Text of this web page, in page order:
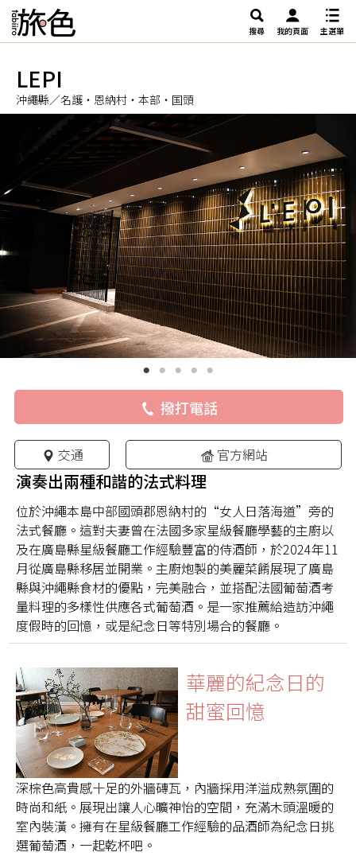
搜尋 我的頁面 主選單
LEPI
沖繩縣／名護・恩納村・本部・国頭
撥打電話
交通 官方網站
演奏出兩種和諧的法式料理
位於沖繩本島中部國頭郡恩納村的“女人日落海道”旁的
法式餐廳。這對夫妻曾在法國多家星級餐廳學藝的主廚以
及在廣島縣星級餐廳工作經驗豐富的侍酒師，於2024年11
月從廣島縣移居並開業。主廚炮製的美麗菜餚展現了廣島
縣與沖繩縣食材的優點，完美融合，並搭配法國葡萄酒考
量料理的多樣性供應各式葡萄酒。是一家推薦給造訪沖繩
度假時的回憶，或是紀念日等特別場合的餐廳。
華麗的紀念日的
甜蜜回憶
深棕色高貴感十足的外牆磚瓦，內牆採用洋溢成熟氛圍的
時尚和紙。展現出讓人心曠神怡的空間，充滿木頭溫暖的
室內裝潢。擁有在星級餐廳工作經驗的品酒師為紀念日挑
選葡萄酒，一起乾杯吧。